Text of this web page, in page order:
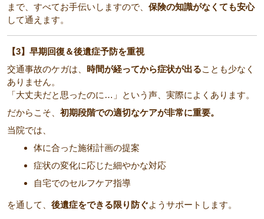
まで、すべてお手伝いしますので、 保険の知識がなくても安心
して通えます。
【3】早期回復＆後遺症予防を重視
交通事故のケガは、 時間が経ってから症状が出ることも少なく
ありません。
「大丈夫だと思ったのに…」という声、実際によくあります。
だからこそ、 初期段階での適切なケアが非常に重要。
当院では、
体に合った施術計画の提案
症状の変化に応じた細やかな対応
自宅でのセルフケア指導
を通して、 後遺症をできる限り防ぐようサポートします。